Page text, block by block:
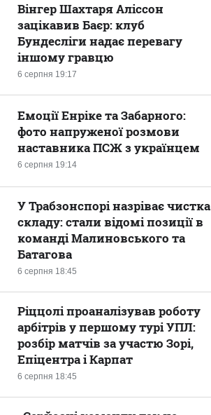
6 серпня 19:17
Вінгер Шахтаря Аліссон
зацікавив Баєр: клуб
Бундесліги надає перевагу
іншому гравцю
6 серпня 19:14
Емоції Енріке та Забарного:
фото напруженої розмови
наставника ПСЖ з українцем
6 серпня 18:45
У Трабзонспорі назріває чистка
складу: стали відомі позиції в
команді Малиновського та
Батагова
6 серпня 18:45
Ріццолі проаналізував роботу
арбітрів у першому турі УПЛ:
розбір матчів за участю Зорі,
Епіцентра і Карпат